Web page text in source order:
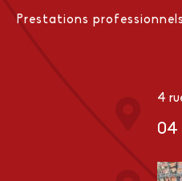
Prestations professionnels
4
04